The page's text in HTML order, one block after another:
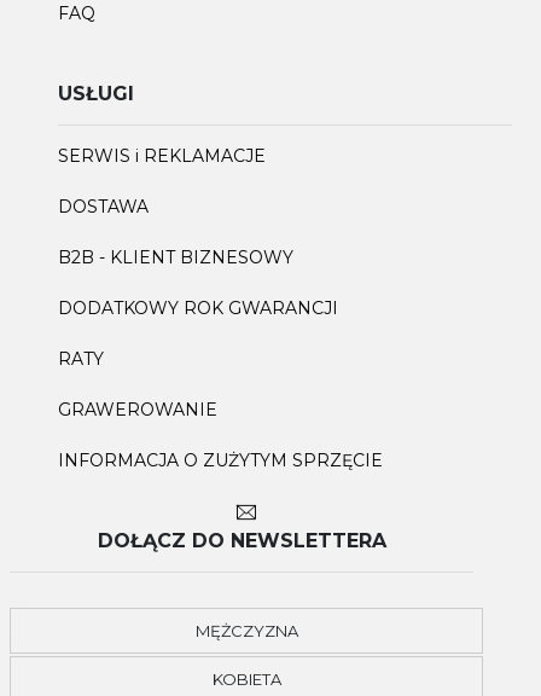
FAQ
USŁUGI
SERWIS i REKLAMACJE
DOSTAWA
B2B - KLIENT BIZNESOWY
DODATKOWY ROK GWARANCJI
RATY
GRAWEROWANIE
INFORMACJA O ZUŻYTYM SPRZĘCIE
DOŁĄCZ DO NEWSLETTERA
MĘŻCZYZNA
KOBIETA